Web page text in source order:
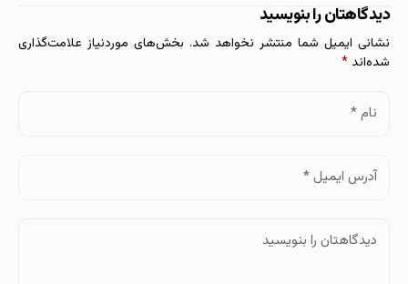
دیدگاهتان را بنویسید
نشانی ایمیل شما منتشر نخواهد شد. بخش‌های موردنیاز علامت‌گذاری
شده‌اند *